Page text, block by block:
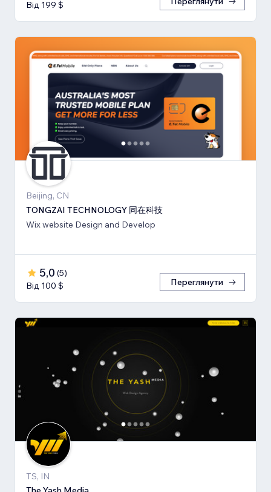
Від 199 $
Beijing, CN
TONGZAI TECHNOLOGY 同在科技
Wix website Design and Develop
5,0 (5)
Від 100 $
Переглянути
TS, IN